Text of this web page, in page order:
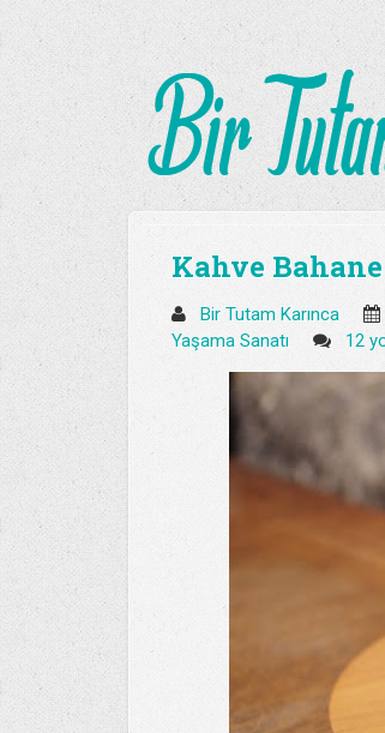
Kahve
Bir Tutam Karınca
Yaşama Sanatı
12